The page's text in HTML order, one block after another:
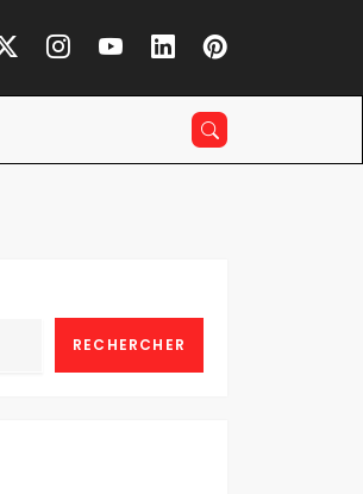
RECHERCHER